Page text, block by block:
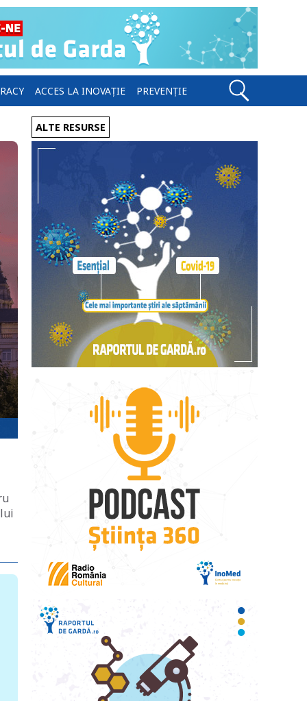
ACCES LA INOVAȚIE PREVENȚIE
ALTE RESURSE